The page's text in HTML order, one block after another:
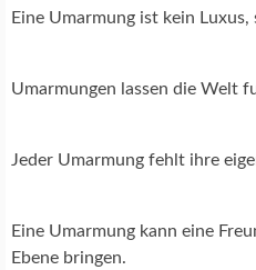
Eine Umarmung ist kein
Umarmungen lassen die Welt
Jeder Umarmung fehlt ihre
Eine Umarmung kann eine
Ebene bringen.